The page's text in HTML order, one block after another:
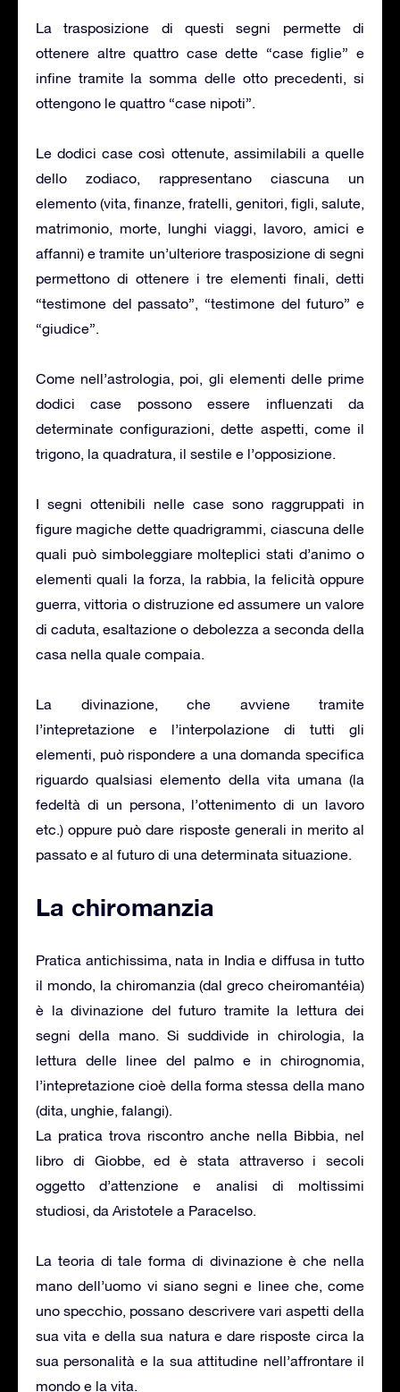
La trasposizione di questi segni permette di
ottenere altre quattro case dette “case figlie” e
infine tramite la somma delle otto precedenti, si
ottengono le quattro “case nipoti”.
Le dodici case così ottenute, assimilabili a quelle
dello zodiaco, rappresentano ciascuna un
elemento (vita, finanze, fratelli, genitori, figli, salute,
matrimonio, morte, lunghi viaggi, lavoro, amici e
affanni) e tramite un’ulteriore trasposizione di segni
permettono di ottenere i tre elementi finali, detti
“testimone del passato”, “testimone del futuro” e
“giudice”.
Come nell’astrologia, poi, gli elementi delle prime
dodici case possono essere influenzati da
determinate configurazioni, dette aspetti, come il
trigono, la quadratura, il sestile e l’opposizione.
I segni ottenibili nelle case sono raggruppati in
figure magiche dette quadrigrammi, ciascuna delle
quali può simboleggiare molteplici stati d’animo o
elementi quali la forza, la rabbia, la felicità oppure
guerra, vittoria o distruzione ed assumere un valore
di caduta, esaltazione o debolezza a seconda della
casa nella quale compaia.
La divinazione, che avviene tramite
l’intepretazione e l’interpolazione di tutti gli
elementi, può rispondere a una domanda specifica
riguardo qualsiasi elemento della vita umana (la
fedeltà di un persona, l’ottenimento di un lavoro
etc.) oppure può dare risposte generali in merito al
passato e al futuro di una determinata situazione.
La chiromanzia
Pratica antichissima, nata in India e diffusa in tutto
il mondo, la chiromanzia (dal greco cheiromantéia)
è la divinazione del futuro tramite la lettura dei
segni della mano. Si suddivide in chirologia, la
lettura delle linee del palmo e in chirognomia,
l’intepretazione cioè della forma stessa della mano
(dita, unghie, falangi).
La pratica trova riscontro anche nella Bibbia, nel
libro di Giobbe, ed è stata attraverso i secoli
oggetto d’attenzione e analisi di moltissimi
studiosi, da Aristotele a Paracelso.
La teoria di tale forma di divinazione è che nella
mano dell’uomo vi siano segni e linee che, come
uno specchio, possano descrivere vari aspetti della
sua vita e della sua natura e dare risposte circa la
sua personalità e la sua attitudine nell’affrontare il
mondo e la vita.